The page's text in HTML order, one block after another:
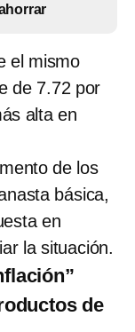
el mismo
de 7.72 por
alta en
de los
básica,
en
la situación.
de